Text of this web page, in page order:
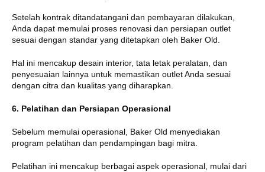
Setelah kontrak ditandatangani dan pembayaran dilakukan,
Anda dapat memulai proses renovasi dan persiapan outlet
sesuai dengan standar yang ditetapkan oleh Baker Old.
Hal ini mencakup desain interior, tata letak peralatan, dan
penyesuaian lainnya untuk memastikan outlet Anda sesuai
dengan citra dan kualitas yang diharapkan.
6. Pelatihan dan Persiapan Operasional
Sebelum memulai operasional, Baker Old menyediakan
program pelatihan dan pendampingan bagi mitra.
Pelatihan ini mencakup berbagai aspek operasional, mulai dari